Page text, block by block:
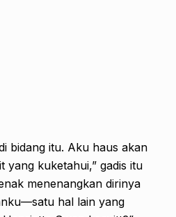
bidang itu. Aku haus akan
yang kuketahui,” gadis itu
menenangkan dirinya
hal lain yang